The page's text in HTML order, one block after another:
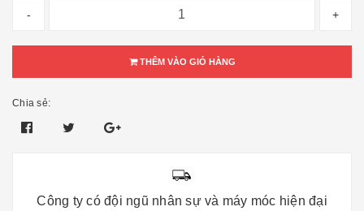
- +
THÊM VÀO GIỎ HÀNG
Chia sẻ:
Công ty có đội ngũ nhân sự và máy móc hiện đại